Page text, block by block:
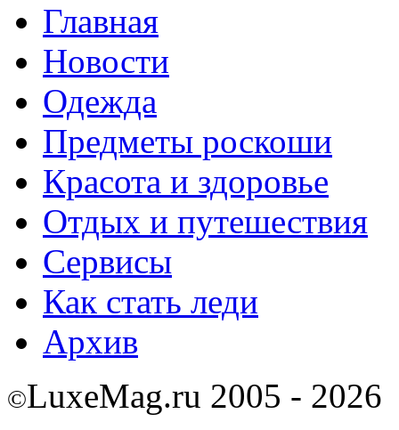
Главная
Новости
Одежда
Предметы роскоши
Красота и здоровье
Отдых и путешествия
Сервисы
Как стать леди
Архив
©LuxeMag.ru 2005 - 2026